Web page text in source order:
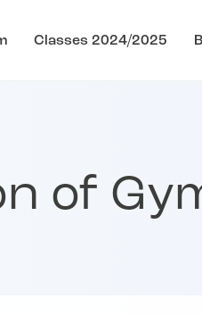
Classes 2024/2025
of